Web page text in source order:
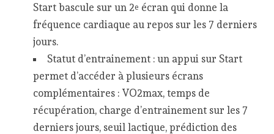
Start bascule sur un 2e écran qui donne la
fréquence cardiaque au repos sur les 7 derniers
jours.
Statut d’entrainement : un appui sur Start
permet d’accéder à plusieurs écrans
complémentaires : VO2max, temps de
récupération, charge d’entrainement sur les 7
derniers jours, seuil lactique, prédiction des